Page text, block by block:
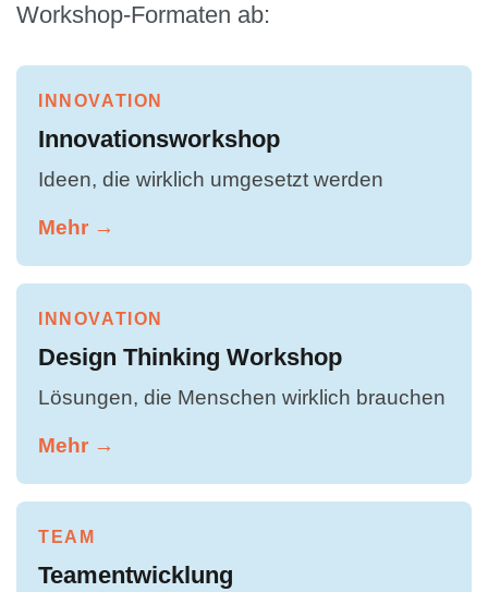
Workshop-Formaten ab:
INNOVATION
Innovationsworkshop
Ideen, die wirklich umgesetzt werden
Mehr →
INNOVATION
Design Thinking Workshop
Lösungen, die Menschen wirklich brauchen
Mehr →
TEAM
Teamentwicklung